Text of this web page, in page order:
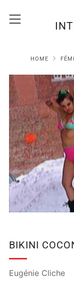
Menu
HOME
BIKINI
Eugénie Cliche